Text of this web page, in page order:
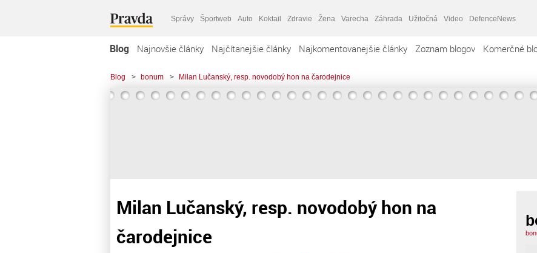
Správy Športweb Auto Koktail Zdravie Žena Varecha Záhrada Užitočná Video DefenceNews
Blog Najnovšie články Najčítanejšie články Najkomentovanejšie články Zoznam blogov Komerčné
Blog > bonum > Milan Lučanský, resp. novodobý hon na čarodejnice
Milan Lučanský, resp. novodobý hon na
čarodejnice